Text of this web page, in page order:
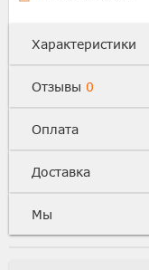
Характеристики
Отзывы 0
Оплата
Доставка
Мы